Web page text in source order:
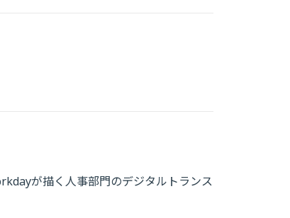
が描く人事部門のデジタルトランス